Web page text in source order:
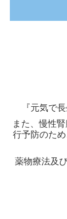
『元気で
また、慢性
行予防のた
薬物療法及